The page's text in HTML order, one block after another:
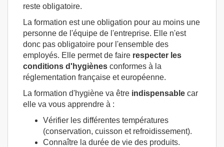
reste obligatoire.
La formation est une obligation pour au moins une
personne de l'équipe de l'entreprise. Elle n'est
donc pas obligatoire pour l'ensemble des
employés. Elle permet de faire respecter les
conditions d'hygiènes conformes à la
réglementation française et européenne.
La formation d'hygiène va être indispensable car
elle va vous apprendre à :
Vérifier les différentes températures
(conservation, cuisson et refroidissement).
Connaître la durée de vie des produits.